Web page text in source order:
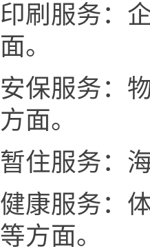
印刷服务：
面。
安保服务：
方面。
暂住服务：
健康服务：
等方面。